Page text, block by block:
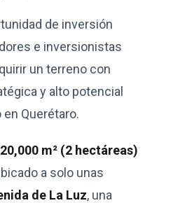
de inversión
e inversionistas
un terreno con
y alto potencial
Querétaro.
20,000 m² (2 hectáreas)
a solo unas
de La Luz, una